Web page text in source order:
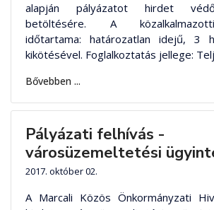
alapján pályázatot hirdet
betöltésére. A
időtartama: határozatlan idejű, 3
kikötésével. Foglalkoztatás jellege:
Bővebben ...
Pályázati felhívás -
városüzemeltetési
2017. október 02.
A Marcali Közös Önkormányzati